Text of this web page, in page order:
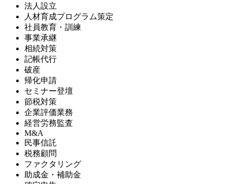
法人設立
人材育成プログラム策定
社員教育・訓練
事業承継
相続対策
記帳代行
破産
帰化申請
セミナー登壇
節税対策
企業評価業務
経営労務監査
M&A
民事信託
税務顧問
ファクタリング
助成金・補助金